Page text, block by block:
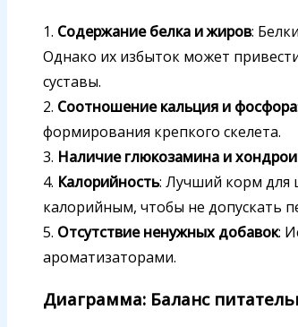
1. Содержание белка и жиров:
Однако их избыток может
суставы.
2. Соотношение кальция и фосфора
формирования крепкого скелета.
3. Наличие глюкозамина и
4. Калорийность: Лучший корм для
калорийным, чтобы не допускать
5. Отсутствие ненужных добавок:
ароматизаторами.
Диаграмма: Баланс